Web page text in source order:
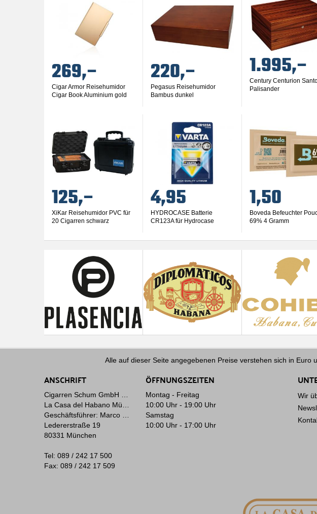
269,–
Cigar Armor Reisehumidor
Cigar Book Aluminium gold
220,–
Pegasus Reisehumidor
Bambus dunkel
1.995,–
Century Centurion
Palisander
125,–
XiKar Reisehumidor PVC für
20 Cigarren schwarz
4,95
HYDROCASE Batterie
CR123A für Hydrocase
1,50
Boveda Befeuchter
69% 4 Gramm
Alle auf dieser Seite angegebenen Preise verstehen sich in Euro
ANSCHRIFT
La Casa del Habano München
Geschäftsführer: Marco Schum
Ledererstraße 19
80331 München
Tel: 089 / 242 17 500
Fax: 089 / 242 17 509
ÖFFNUNGSZEITEN
Montag - Freitag
10:00 Uhr - 19:00 Uhr
Samstag
10:00 Uhr - 17:00 Uhr
Wir